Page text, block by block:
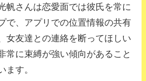
帆さんは恋愛面では彼氏を常に
で、アプリでの位置情報の共有
女友達との連絡を断ってほしい
常に束縛が強い傾向があること
ます。